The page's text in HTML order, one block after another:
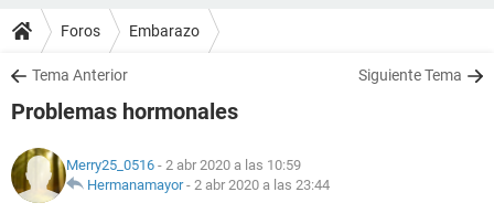
FOROS
SALUD
NUTRICIÓN
Foros Embarazo
Tema Anterior Siguiente Tema
Problemas hormonales
Merry25_0516 - 2 abr 2020 a las 10:59
Hermanamayor- 2 abr 2020 a las 23:44